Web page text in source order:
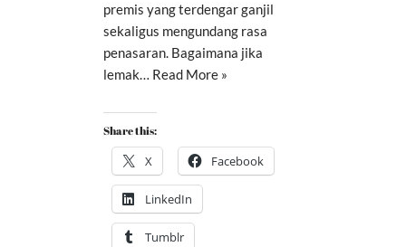
premis yang terdengar ganjil
sekaligus mengundang rasa
penasaran. Bagaimana jika
lemak… Read More »
Share this:
X Facebook
LinkedIn
Tumblr